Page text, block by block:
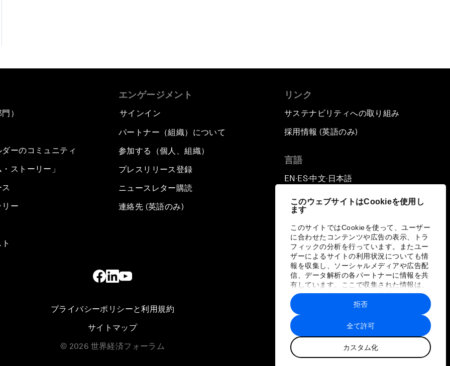
このウェブサイトはCookieを使用し
ます
このサイトではCookieを使って、ユーザー
に合わせたコンテンツや広告の表示、トラ
フィックの分析を行っています。またユー
ザーによるサイトの利用状況についても情
報を収集し、ソーシャルメディアや広告配
信、データ解析の各パートナーに情報を共
有しています。ここで収集された情報は、
ユーザーが各パートナーに提供した他の情
報や各パートナーのサービスを使用した際
に収集された情報と組み合わされ、各パー
トナーによって使用されることがありま
す。
全て許可
カスタム化
拒否
）
ーのコミュニティ
ストーリー」
ー
エンゲージメント
サインイン
パートナー（組織）について
参加する（個人、組織）
プレスリリース登録
ニュースレター購読
連絡先 (英語のみ)
リンク
サステナビリティへの取り組み
採用情報 (英語のみ)
言語
EN ▪ ES▪中文▪ 日本語
プライバシーポリシーと利用規約
サイトマップ
© 2026 世界経済フォーラム